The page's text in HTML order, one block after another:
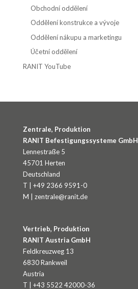
Obchodní oddělení
Oddělení konstrukce a vývoje
Oddělení nákupu a marketingu
Účetní oddělení
RANIT YouTube
Zentrale, Produktion
RANIT Befestigungssysteme GmbH
Lennestraße 5
45701 Herten
Deutschland
T | +49 2366 9591-0
M | zentrale@ranit.de
Vertrieb, Produktion
RANIT Austria GmbH
Feldkreuzweg 13
6830 Rankweil
Austria
T | +43 5522 42000-36